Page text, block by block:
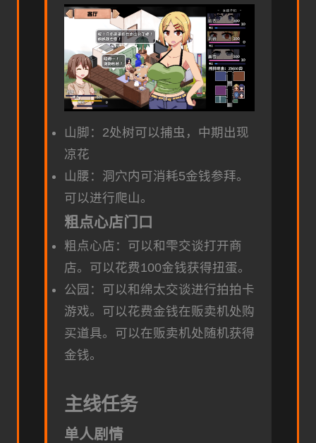
山脚：2处树可以捕虫，中期出现
凉花
山腰：洞穴内可消耗5金钱参拜。
可以进行爬山。
粗点心店门口
粗点心店：可以和雫交谈打开商
店。可以花费100金钱获得扭蛋。
公园：可以和绵太交谈进行拍拍卡
游戏。可以花费金钱在贩卖机处购
买道具。可以在贩卖机处随机获得
金钱。
主线任务
单人剧情